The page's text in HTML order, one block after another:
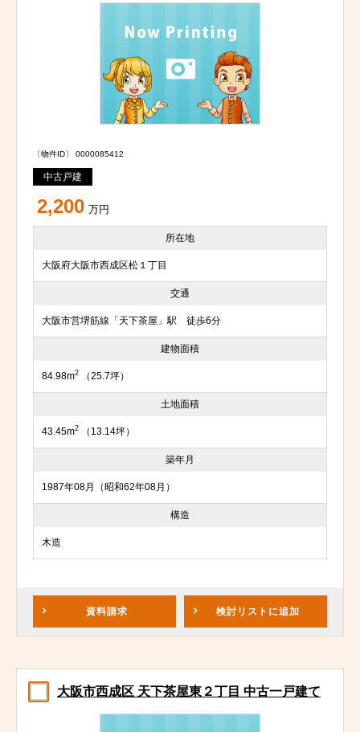
〔物件ID〕 0000085412
中古戸建
2,200 万円
所在地
大阪府大阪市西成区松１丁目
交通
大阪市営堺筋線「天下茶屋」駅 徒歩6分
建物面積
84.98m2 （25.7坪）
土地面積
43.45m2 （13.14坪）
築年月
1987年08月（昭和62年08月）
構造
木造
資料請求 検討リスト に追加
大阪市西成区 天下茶屋東２丁目 中古一戸建て